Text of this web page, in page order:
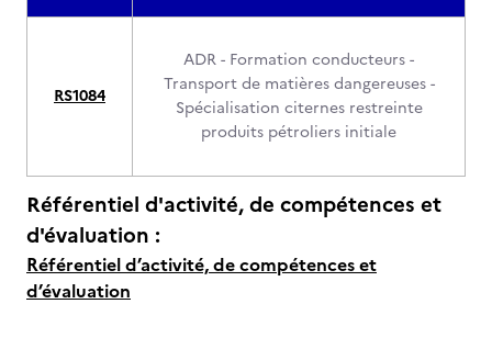
RS1084
ADR - Formation conducteurs -
Transport de matières dangereuses -
Spécialisation citernes restreinte
produits pétroliers initiale
Référentiel d'activité, de compétences et
d'évaluation :
Référentiel d’activité, de compétences et
d’évaluation